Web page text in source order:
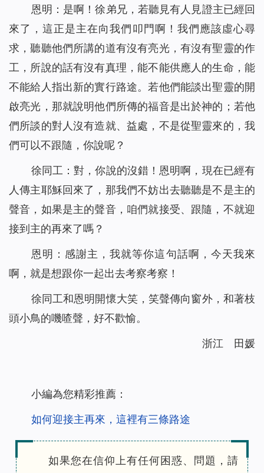
恩明：是啊！徐弟兄，若聽見有人見證主已經回
來了，這正是主在向我們叩門啊！我們應該虛心尋
求，聽聽他們所講的道有沒有亮光，有沒有聖靈的作
工，所說的話有沒有真理，能不能供應人的生命，能
不能給人指出新的實行路途。若他們能談出聖靈的開
啟亮光，那就說明他們所傳的福音是出於神的；若他
們所談的對人沒有造就、益處，不是從聖靈來的，我
們可以不跟隨，你說呢？
徐同工：對，你說的沒錯！恩明啊，現在已經有
人傳主耶穌回來了，那我們不妨出去聽聽是不是主的
聲音，如果是主的聲音，咱們就接受、跟隨，不就迎
接到主的再來了嗎？
恩明：感謝主，我就等你這句話啊，今天我來
啊，就是想跟你一起出去考察考察！
徐同工和恩明開懷大笑，笑聲傳向窗外，和著枝
頭小鳥的嘰喳聲，好不歡愉。
浙江 田媛
小編為您精彩推薦：
如何迎接主再來，這裡有三條路途
如果您在信仰上有任何困惑、問題，請